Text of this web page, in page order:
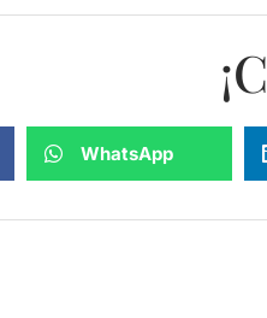
WhatsApp